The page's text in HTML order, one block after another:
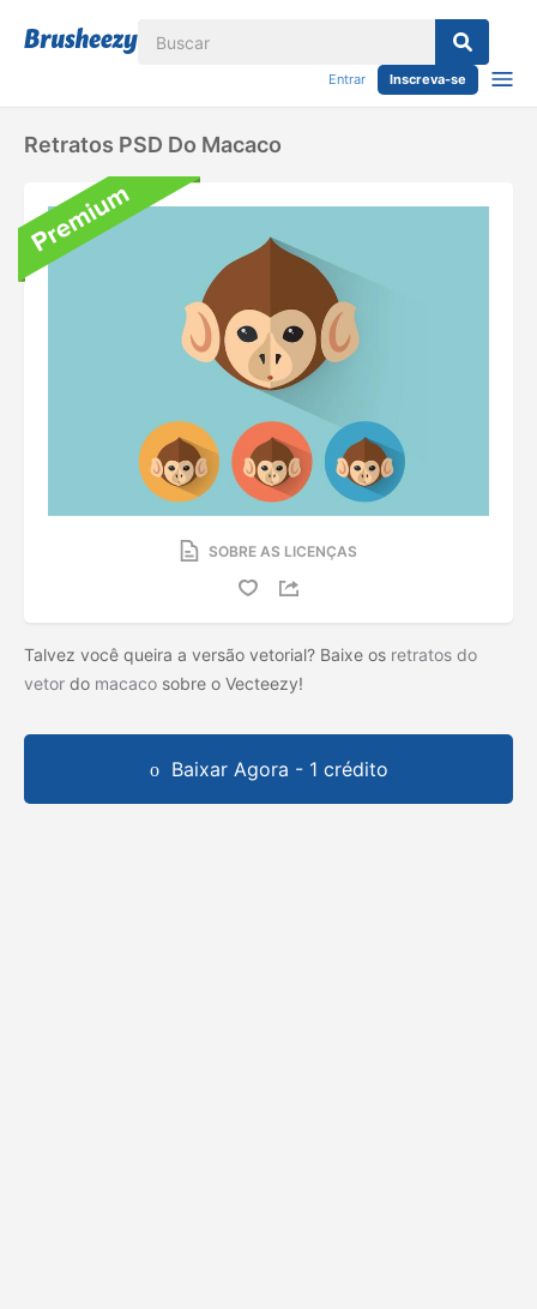
Entrar Inscreva-se
Retratos PSD Do Macaco
SOBRE AS LICENÇAS
Talvez você queira a versão vetorial? Baixe os retratos do
vetor do macaco sobre o Vecteezy!
Baixar Agora - 1 crédito